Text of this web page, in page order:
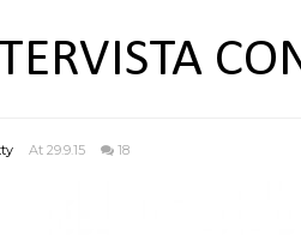
At 29.9.15 18